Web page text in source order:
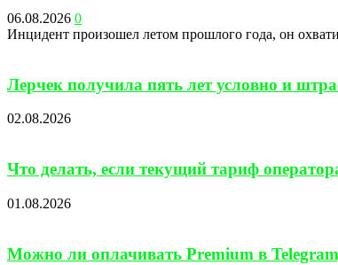
06.08.2026 0
Инцидент произошел летом прошлого года, он
Лерчек получила пять лет условно и
02.08.2026
Что делать, если текущий тариф
01.08.2026
Можно ли оплачивать Premium в